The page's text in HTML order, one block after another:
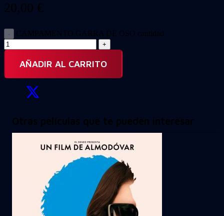
20,00 €
CAMPAMENTO GARRA DE OSO cantidad
AÑADIR AL CARRITO
Otras películas que te pueden interesar